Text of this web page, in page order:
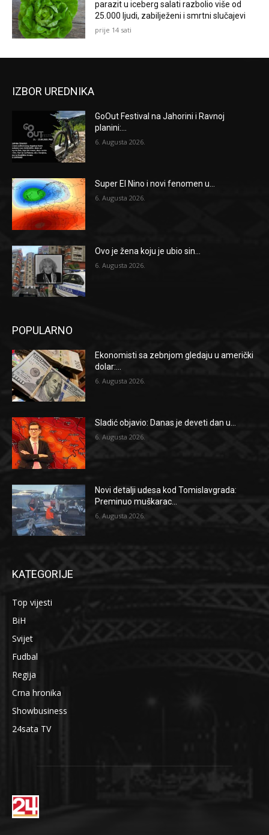
parazit u iceberg salati razbolio više od
25.000 ljudi, zabilježeni i smrtni slučajevi
prije 14 sati
IZBOR UREDNIKA
GoOut Festival na Jahorini i Ravnoj
planini:...
6. Augusta 2026.
Super El Nino i novi fenomen u...
6. Augusta 2026.
Ovo je žena koju je ubio sin...
6. Augusta 2026.
POPULARNO
Ekonomisti sa zebnjom gledaju u američki
dolar:...
6. Augusta 2026.
Sladić objavio: Danas je deveti dan u...
6. Augusta 2026.
Novi detalji udesa kod Tomislavgrada:
Preminuo muškarac...
6. Augusta 2026.
KATEGORIJE
Top vijesti
BiH
Svijet
Fudbal
Regija
Crna hronika
Showbusiness
24sata TV